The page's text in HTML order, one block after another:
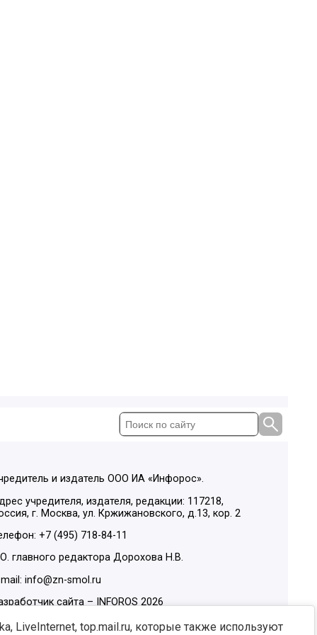
и издатель ООО ИА «Инфорос».
учредителя, издателя, редакции: 117218,
г. Москва, ул. Кржижановского, д.13, кор. 2
+7 (495) 718-84-11
главного редактора Дорохова Н.В.
info@zn-smol.ru
сайта –
INFOROS 2026
в социальных сетях:
LiveInternet, top.mail.ru, которые также используют